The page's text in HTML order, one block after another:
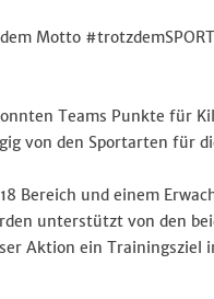
Termine
Motto
Teams Punkte für
von den Sportarten für
Bereich und einem
unterstützt von den
Aktion ein Trainingsziel